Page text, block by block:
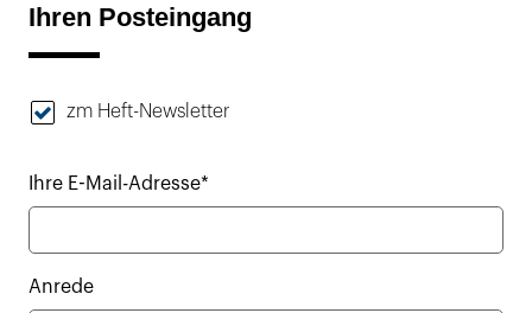
Ihren Posteingang
zm Heft-Newsletter
Ihre E-Mail-Adresse*
Anrede